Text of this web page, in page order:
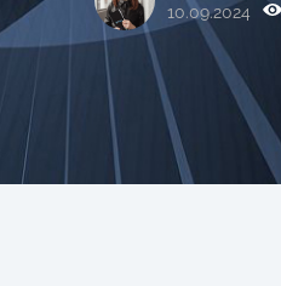
10.09.2024